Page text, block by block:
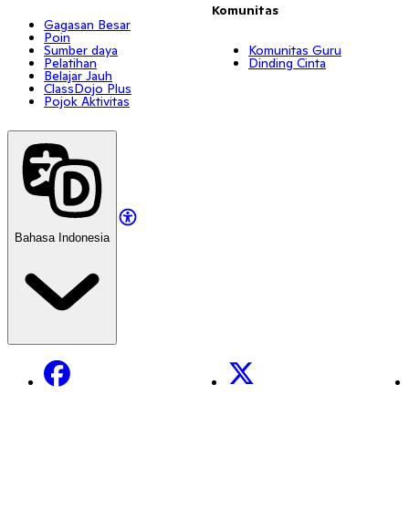
Gagasan Besar
Poin
Sumber daya
Pelatihan
Belajar Jauh
ClassDojo Plus
Pojok Aktivitas
Komunitas
Komunitas Guru
Dinding Cinta
Bahasa Indonesia
Facebook X